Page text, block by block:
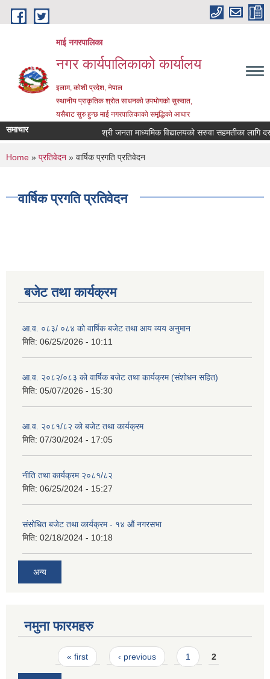
Skip to main content
माई नगरपालिका
नगर कार्यपालिकाको कार्यालय
इलाम, कोशी प्रदेश, नेपाल
स्थानीय प्राकृतिक श्रोत साधनको उपभोगको सुरुवात,
यसैबाट सुरु हुन्छ माई नगरपालिकाको समृद्धिको आधार
समाचार श्री जनता माध्यमिक विद्यालयको सरुवा सहमतीका लागि
You are here
Home » प्रतिवेदन » वार्षिक प्रगति प्रतिवेदन
वार्षिक प्रगति प्रतिवेदन
बजेट तथा कार्यक्रम
आ.व. ०८३/ ०८४ को वार्षिक बजेट तथा आय व्यय अनुमान
मिति: 06/25/2026 - 10:11
आ.व. २०८२/०८३ को वार्षिक बजेट तथा कार्यक्रम (संशोधन सहित)
मिति: 05/07/2026 - 15:30
आ.व. २०८१/८२ को बजेट तथा कार्यक्रम
मिति: 07/30/2024 - 17:05
नीति तथा कार्यक्रम २०८१/८२
मिति: 06/25/2024 - 15:27
संसोधित बजेट तथा कार्यक्रम - १४ औं नगरसभा
मिति: 02/18/2024 - 10:18
अन्य
नमुना फारमहरु
Pages« first ‹ previous 1 2